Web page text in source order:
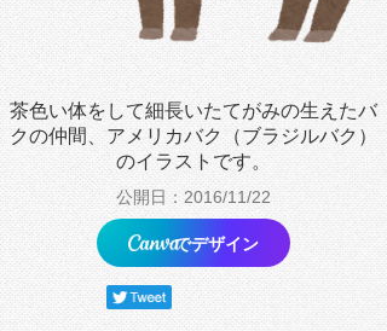
茶色い体をして細長いたてがみの生えたバ
クの仲間、アメリカバク（ブラジルバク）
のイラストです。
公開日：2016/11/22
でデザイン